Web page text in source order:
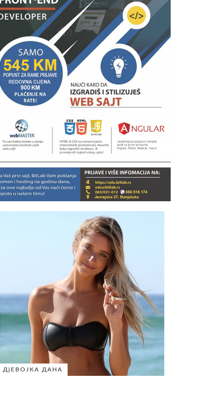
ДјЕВОЈКА ДАНА